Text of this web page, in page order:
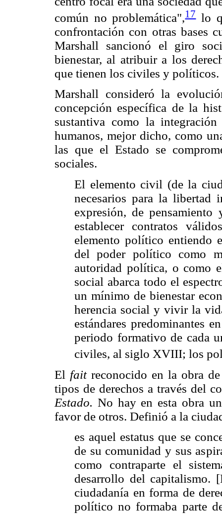
común no problemática",17lo
confrontación con otras bases
Marshall sancionó el giro
bienestar, al atribuir a los
que tienen los civiles y políticos.
Marshall consideró la
concepción específica de la
sustantiva como la
humanos, mejor dicho, como
las que el Estado se
sociales.
El elemento civil (de la
necesarios para la libertad
expresión, de
establecer contratos
elemento político entiendo
del poder político como
autoridad política, o como
social abarca todo el
un mínimo de bienestar
herencia social y vivir la
estándares predominantes
periodo formativo de cada
civiles, al siglo XVIII; los
El fait reconocido en la obra
tipos de derechos a través del
Estado. No hay en esta obra
favor de otros. Definió a la
es aquel estatus que se
de su comunidad y sus
como contraparte el
desarrollo del
ciudadanía en forma de
político no formaba parte